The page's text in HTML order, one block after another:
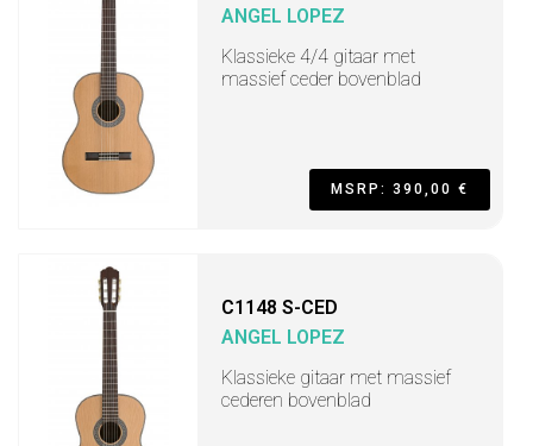
ANGEL LOPEZ
Klassieke 4/4 gitaar met
massief ceder bovenblad
MSRP: 390,00 €
C1148 S-CED
ANGEL LOPEZ
Klassieke gitaar met massief
cederen bovenblad